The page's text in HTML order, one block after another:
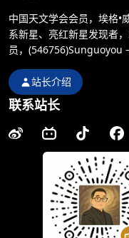
中国天文学会会员，埃格•
系新星、亮红新星发现者
员，(546756)Sunguoyou
站长介绍
联系站长